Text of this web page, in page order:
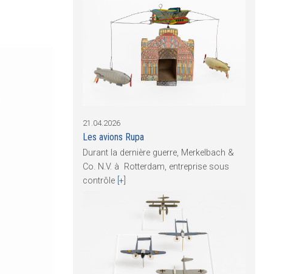
21.04.2026
Les avions Rupa
Durant la dernière guerre, Merkelbach &
Co. N.V. à Rotterdam, entreprise sous
contrôle [+]